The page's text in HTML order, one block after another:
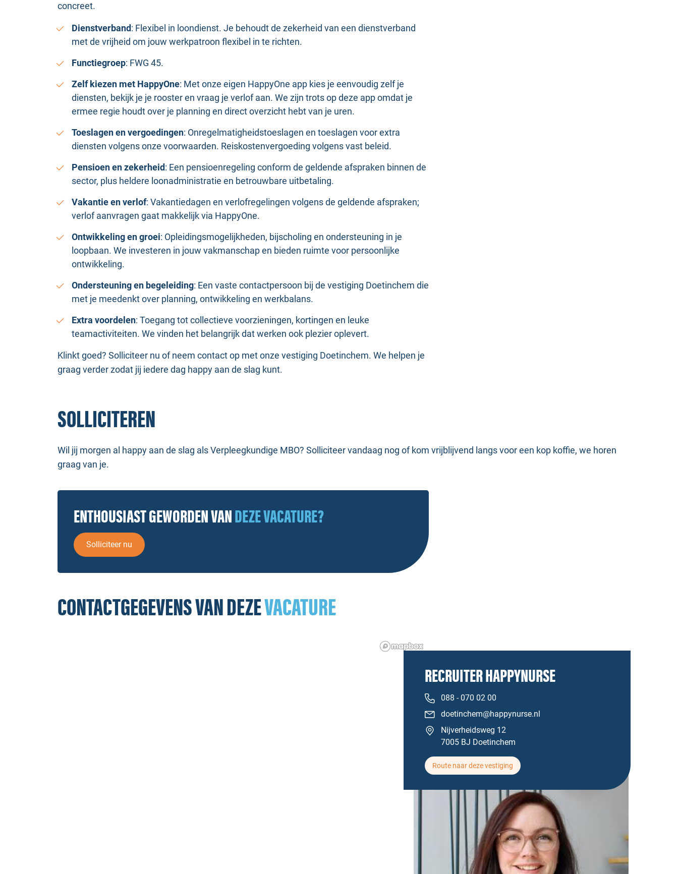
concreet.
Dienstverband: Flexibel in loondienst. Je behoudt de zekerheid van een dienstverband
met de vrijheid om jouw werkpatroon flexibel in te richten.
Functiegroep: FWG 45.
Zelf kiezen met HappyOne: Met onze eigen HappyOne app kies je eenvoudig zelf je
diensten, bekijk je je rooster en vraag je verlof aan. We zijn trots op deze app omdat je
ermee regie houdt over je planning en direct overzicht hebt van je uren.
Toeslagen en vergoedingen: Onregelmatigheidstoeslagen en toeslagen voor extra
diensten volgens onze voorwaarden. Reiskostenvergoeding volgens vast beleid.
Pensioen en zekerheid: Een pensioenregeling conform de geldende afspraken binnen de
sector, plus heldere loonadministratie en betrouwbare uitbetaling.
Vakantie en verlof: Vakantiedagen en verlofregelingen volgens de geldende afspraken;
verlof aanvragen gaat makkelijk via HappyOne.
Ontwikkeling en groei: Opleidingsmogelijkheden, bijscholing en ondersteuning in je
loopbaan. We investeren in jouw vakmanschap en bieden ruimte voor persoonlijke
ontwikkeling.
Ondersteuning en begeleiding: Een vaste contactpersoon bij de vestiging Doetinchem die
met je meedenkt over planning, ontwikkeling en werkbalans.
Extra voordelen: Toegang tot collectieve voorzieningen, kortingen en leuke
teamactiviteiten. We vinden het belangrijk dat werken ook plezier oplevert.
Klinkt goed? Solliciteer nu of neem contact op met onze vestiging Doetinchem. We helpen je
graag verder zodat jij iedere dag happy aan de slag kunt.
SOLLICITEREN
Wil jij morgen al happy aan de slag als Verpleegkundige MBO? Solliciteer vandaag nog of kom vrijblijvend langs voor een kop koffie, we horen
graag van je.
ENTHOUSIAST GEWORDEN VANDEZE VACATURE?
Solliciteer nu
CONTACTGEGEVENS VAN DEZEVACATURE
RECRUITER HAPPYNURSE
088 - 070 02 00
doetinchem@happynurse.nl
Nijverheidsweg 12
7005 BJ Doetinchem
Route naar deze vestiging